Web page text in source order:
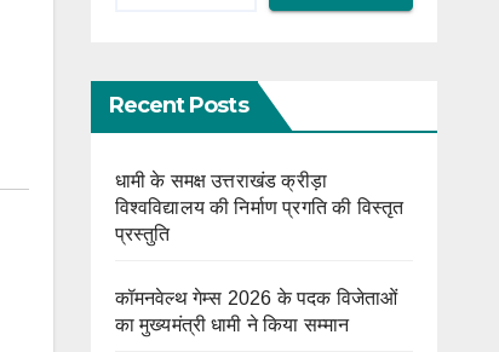
Recent Posts
धामी के समक्ष उत्तराखंड क्रीड़ा
विश्वविद्यालय की निर्माण प्रगति की विस्तृत
प्रस्तुति
कॉमनवेल्थ गेम्स 2026 के पदक विजेताओं
का मुख्यमंत्री धामी ने किया सम्मान